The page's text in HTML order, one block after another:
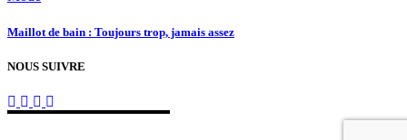
Maillot de bain : Toujours trop, jamais assez
NOUS SUIVRE